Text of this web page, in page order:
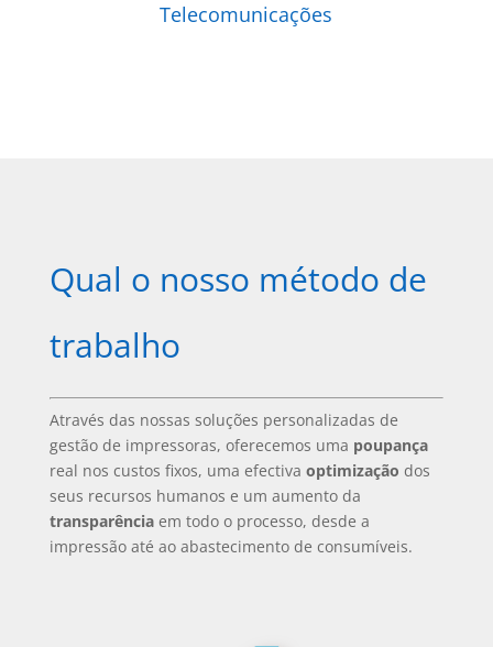
Telecomunicações
Qual o nosso método de
trabalho
Através das nossas soluções personalizadas de
gestão de impressoras, oferecemos uma poupança
real nos custos fixos, uma efectiva optimização dos
seus recursos humanos e um aumento da
transparênciaem todo o processo, desde a
impressão até ao abastecimento de consumíveis.